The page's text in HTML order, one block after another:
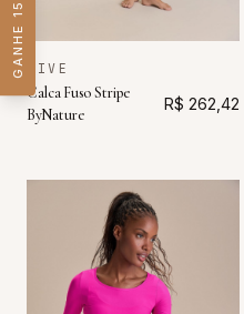
LIVE
Calca Fuso Stripe
ByNature
R$ 262,42